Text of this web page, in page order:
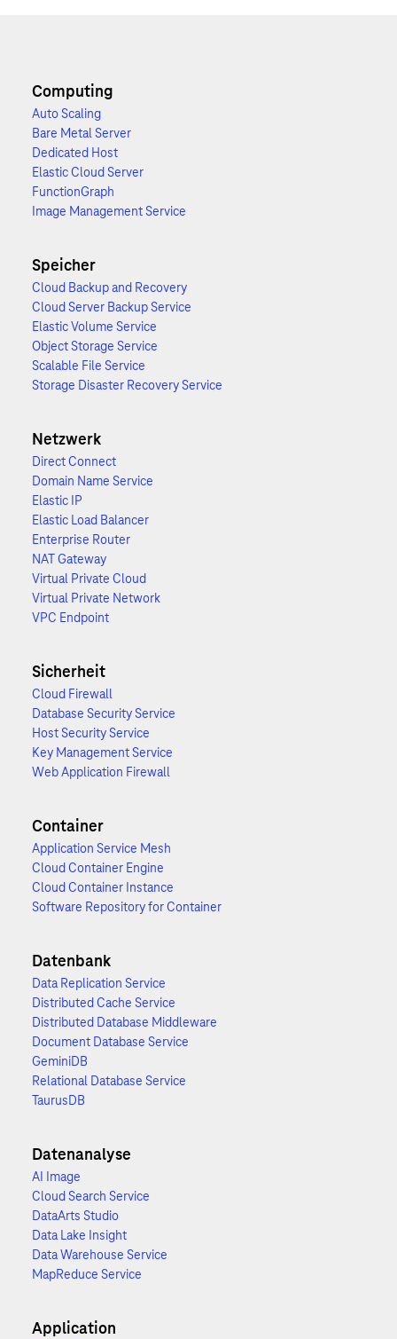
Computing
Auto Scaling
Bare Metal Server
Dedicated Host
Elastic Cloud Server
FunctionGraph
Image Management Service
Speicher
Cloud Backup and Recovery
Cloud Server Backup Service
Elastic Volume Service
Object Storage Service
Scalable File Service
Storage Disaster Recovery Service
Netzwerk
Direct Connect
Domain Name Service
Elastic IP
Elastic Load Balancer
Enterprise Router
NAT Gateway
Virtual Private Cloud
Virtual Private Network
VPC Endpoint
Sicherheit
Cloud Firewall
Database Security Service
Host Security Service
Key Management Service
Web Application Firewall
Container
Application Service Mesh
Cloud Container Engine
Cloud Container Instance
Software Repository for Container
Datenbank
Data Replication Service
Distributed Cache Service
Distributed Database Middleware
Document Database Service
GeminiDB
Relational Database Service
TaurusDB
Datenanalyse
AI Image
Cloud Search Service
DataArts Studio
Data Lake Insight
Data Warehouse Service
MapReduce Service
Application